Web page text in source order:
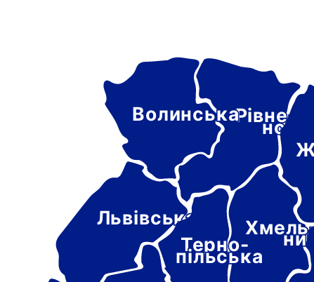
Львівська
Рівне-
нська
Терно-
пільська
Волинська